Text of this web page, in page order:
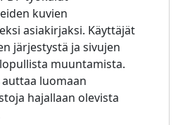
kuvien
asiakirjaksi. Käyttäjät
järjestystä ja sivujen
muuntamista.
luomaan
hajallaan olevista